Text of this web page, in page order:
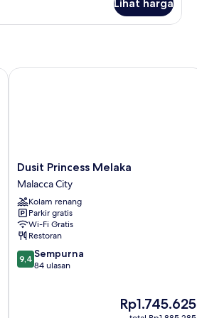
Lihat harga
Dusit
Princess
Melaka
Malacca
City
Dusit Princess Melaka
Malacca City
Kolam renang
Parkir gratis
Wi-Fi Gratis
Restoran
9.4
dari
9,4 Sempurna
84 ulasan
Harga
sekarang
Rp1.745.625
Dusit Princess Melaka